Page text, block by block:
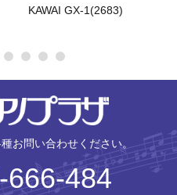
KAWAI GX-1(2683)
お問い合わせください。
666-484